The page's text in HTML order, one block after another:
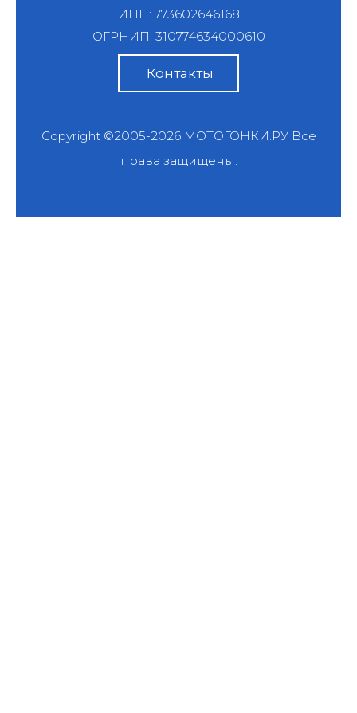
ИНН: 773602646168
ОГРНИП: 310774634000610
Контакты
Copyright ©2005-2026 МОТОГОНКИ.РУВсе
права защищены.